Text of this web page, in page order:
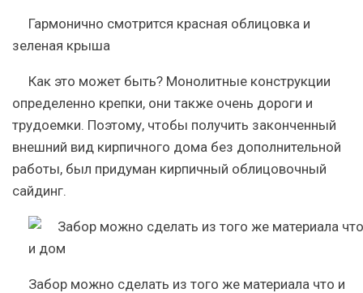
Гармонично смотрится красная облицовка и
зеленая крыша
Как это может быть? Монолитные конструкции
определенно крепки, они также очень дороги и
трудоемки. Поэтому, чтобы получить законченный
внешний вид кирпичного дома без дополнительной
работы, был придуман кирпичный облицовочный
сайдинг.
Забор можно сделать из того же материала что и